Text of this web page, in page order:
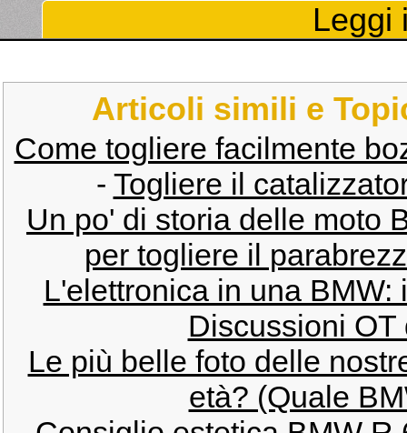
Leggi
Articoli simili e
Come togliere facilmente
- Togliere il
Un po' di storia delle moto
per togliere il
L'elettronica in una
Discussioni
Le più belle foto delle
età? (Quale